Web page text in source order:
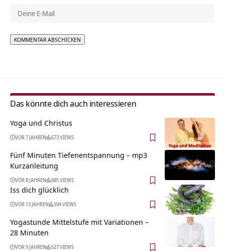
Das könnte dich auch interessieren
Yoga und Christus
VOR 7 JAHREN 673 VIEWS
Fünf Minuten Tiefenentspannung – mp3
Kurzanleitung
VOR 8 JAHREN 685 VIEWS
Iss dich glücklich
VOR 13 JAHREN 594 VIEWS
Yogastunde Mittelstufe mit Variationen –
28 Minuten
VOR 9 JAHREN 527 VIEWS